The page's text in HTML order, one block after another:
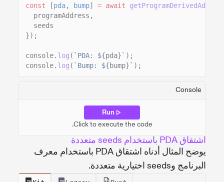
const
[pda, bump] = await
programAddress,
seeds
});
console. log ( `PDA: ${pda}` );
console. log ( `Bump: ${bump}` );
Console
Run
Click to execute the code.
اشتقاق PDA باستخدام seeds متعددة
يوضح المثال أدناه اشتقاق PDA باستخدام معرف
البرنامج وseeds اختيارية متعددة.